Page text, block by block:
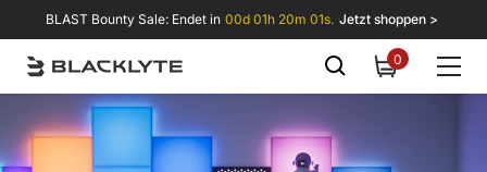
Zum Inhalt springen
BLAST Bounty Sale: Endet in 00d 01h 20m 01s. Jetzt shoppen >
00
items